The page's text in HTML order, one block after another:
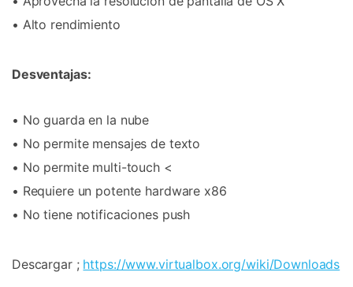
• Alto rendimiento
Desventajas:
• No guarda en la nube
• No permite mensajes de texto
• No permite multi-touch <
• Requiere un potente hardware x86
• No tiene notificaciones push
Descargar ; https://www.virtualbox.org/wiki/Downloads